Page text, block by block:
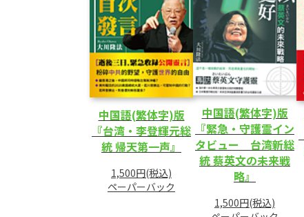
中国語(繁体字)版
『台湾・李登輝元総
統 帰天第一声』
1,500円(税込)
ペーパーバック
中国語(繁体字)版
『緊急・守護霊イン
タビュー 台湾新総
統 蔡英文の未来戦
略』
1,500円(税込)